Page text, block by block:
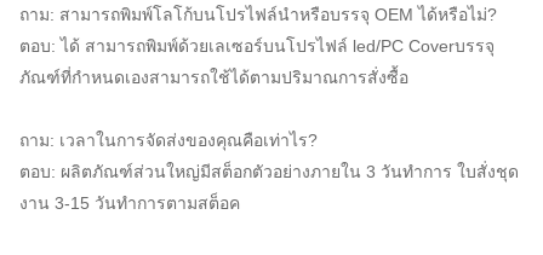
ถาม: สามารถพิมพ์โลโก้บนโปรไฟล์นำหรือบรรจุ OEM ได้หรือไม่?
ตอบ: ได้ สามารถพิมพ์ด้วยเลเซอร์บนโปรไฟล์ led/PC Coverบรรจุ
ภัณฑ์ที่กำหนดเองสามารถใช้ได้ตามปริมาณการสั่งซื้อ
ถาม: เวลาในการจัดส่งของคุณคือเท่าไร?
ตอบ: ผลิตภัณฑ์ส่วนใหญ่มีสต็อกตัวอย่างภายใน 3 วันทำการ ใบสั่งชุด
งาน 3-15 วันทำการตามสต็อค